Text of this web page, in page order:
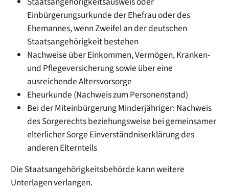
Einbürgerungsurkunde der Ehefrau oder des
Ehemannes, wenn Zweifel an der deutschen
Staatsangehörigkeit bestehen
Nachweise über Einkommen, Vermögen, Kranken-
und Pflegeversicherung sowie über eine
ausreichende Altersvorsorge
Eheurkunde (Nachweis zum Personenstand)
Bei der Miteinbürgerung Minderjähriger: Nachweis
des Sorgerechts beziehungsweise bei gemeinsamer
elterlicher Sorge Einverständniserklärung des
anderen Elternteils
Die Staatsangehörigkeitsbehörde kann weitere
Unterlagen verlangen.